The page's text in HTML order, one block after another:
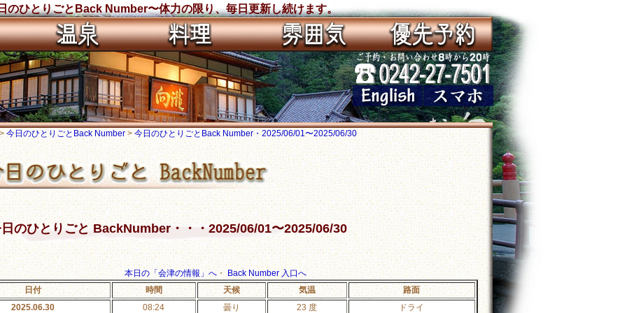
ひとりごとBack Number〜体力の限り、毎日更新し続けます。
> 今日のひとりごとBack Number > 今日のひとりごとBack Number・2025/06/01〜2025/06/30
のひとりごと BackNumber・・・2025/06/01〜2025/06/30
本日の「会津の情報」へ・
Back Number 入口へ
日付
時間 天候 気温
路面
2025.06.30
08:24 曇り 23 度 ドライ